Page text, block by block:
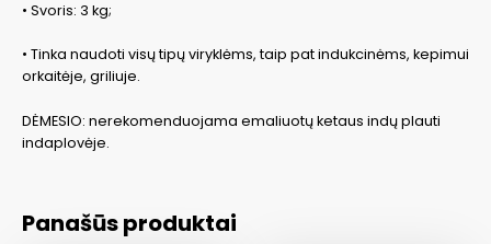
• Svoris: 3 kg;
• Tinka naudoti visų tipų viryklėms, taip pat indukcinėms, kepimui
orkaitėje, griliuje.
DĖMESIO: nerekomenduojama emaliuotų ketaus indų plauti
indaplovėje.
Panašūs produktai